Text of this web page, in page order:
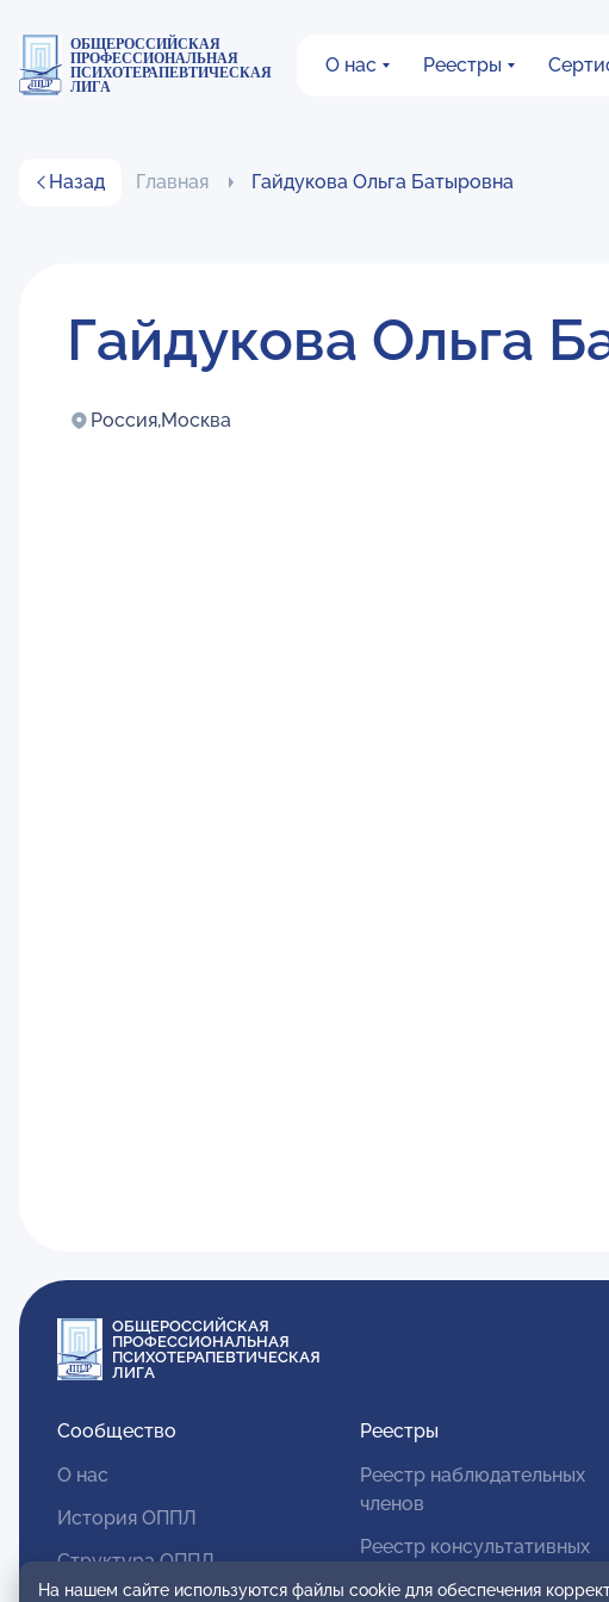
ОБЩЕРОССИЙСКАЯ
ПРОФЕССИОНАЛЬНАЯ
ПСИХОТЕРАПЕВТИЧЕСКАЯ
ЛИГА
О нас Реестры
Назад Главная Гайдукова Ольга Батыровна
Гайдукова Ольга
Россия,Москва
ОБЩЕРОССИЙСКАЯ
ПРОФЕССИОНАЛЬНАЯ
ПСИХОТЕРАПЕВТИЧЕСКАЯ
ЛИГА
Сообщество
О нас
История ОППЛ
Структура ОППЛ
Реестры
Реестр наблюдательных
членов
Реестр консультативных
На нашем сайте используются файлы cookie для обеспечения